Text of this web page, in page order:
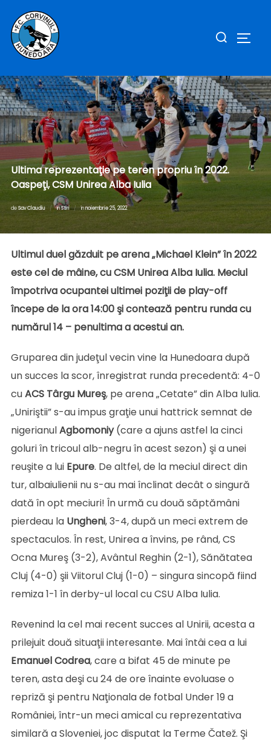
conținut
după:
Ultima reprezentaţie pe teren propriu în 2022.
Oaspeţi, CSM Unirea Alba Iulia
deSav Claudiu înStiri înpe
noiembrie 25, 2022
Ultimul duel găzduit pe arena „Michael Klein” în 2022
este cel de mâine, cu CSM Unirea Alba Iulia. Meciul
împotriva ocupantei ultimei poziţii de play-off
începe de la ora 14:00 şi contează pentru runda cu
numărul 14 – penultima a acestui an.
Gruparea din judeţul vecin vine la Hunedoara după
un succes la scor, înregistrat runda precedentă: 4-0
cuACS Târgu Mureş, pe arena „Cetate” din Alba Iulia.
„Uniriştii” s-au impus graţie unui hattrick semnat de
nigerianulAgbomoniy(care a ajuns astfel la cinci
goluri în tricoul alb-negru în acest sezon) şi a unei
reuşite a lui Epure. De altfel, de la meciul direct din
tur, albaiulienii nu s-au mai înclinat decât o singură
dată în opt meciuri! În urmă cu două săptămâni
pierdeau la Ungheni, 3-4, după un meci extrem de
spectaculos. În rest, Unirea a învins, pe rând, CS
Ocna Mureş (3-2), Avântul Reghin (2-1), Sănătatea
Cluj (4-0) şii Viitorul Cluj (1-0) – singura sincopă fiind
remiza 1-1 în derby-ul local cu CSU Alba Iulia.
Revenind la cel mai recent succes al Unirii, acesta a
prilejuit două situaţii interesante. Mai întâi cea a lui
Emanuel Codrea, care a bifat 45 de minute pe
teren, asta deşi cu 24 de ore înainte evoluase o
repriză şi pentru Naţionala de fotbal Under 19 a
României, într-un meci amical cu reprezentativa
similară a Sloveniei, joc disputat la Terme Čatež. Şi